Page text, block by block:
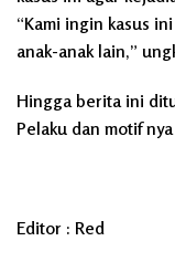
“Kami ingin kasus
anak-anak lain,”
Hingga berita ini
Pelaku dan motif nya
Editor : Red